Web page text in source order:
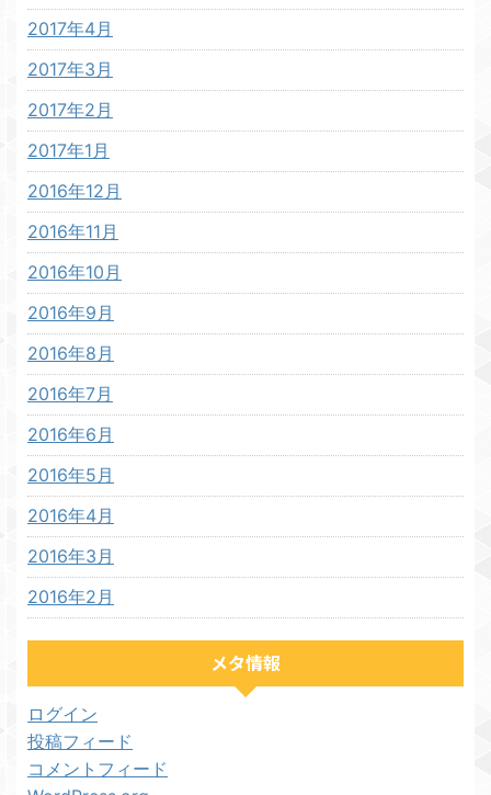
2017年4月
2017年3月
2017年2月
2017年1月
2016年12月
2016年11月
2016年10月
2016年9月
2016年8月
2016年7月
2016年6月
2016年5月
2016年4月
2016年3月
2016年2月
メタ情報
ログイン
投稿フィード
コメントフィード